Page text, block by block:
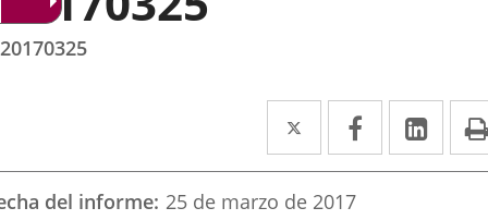
20170325
Twitter
Enlace
a
una
Facebook
Enlace
a
a
del informe 25 de marzo de 2017